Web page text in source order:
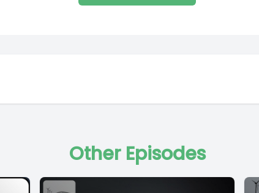
alt det gamle, som BMW består fra.
Indvendigt gemmer sig en teknologisk
batteri er et batteri, som de
Other Episodes